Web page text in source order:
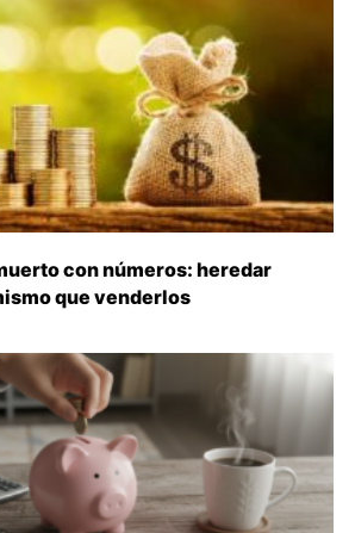
con números: heredar
que venderlos